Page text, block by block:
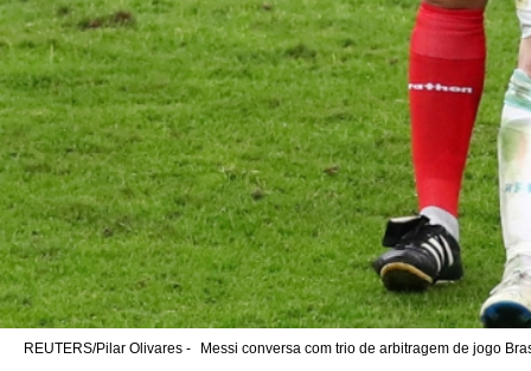
REUTERS/Pilar Olivares - Messi conversa com trio de arbitragem de jogo